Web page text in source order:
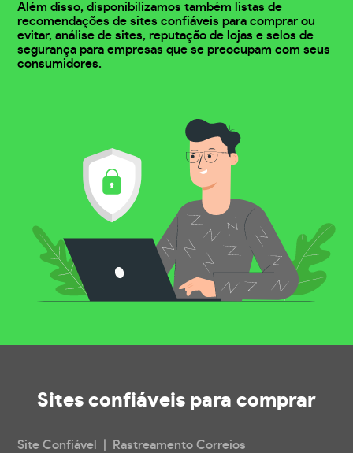
Além disso, disponibilizamos também listas de
recomendações de sites confiáveis para comprar ou
evitar, análise de sites, reputação de lojas e selos de
segurança para empresas que se preocupam com seus
consumidores.
Sites confiáveis para comprar
Site Confiável | Rastreamento Correios